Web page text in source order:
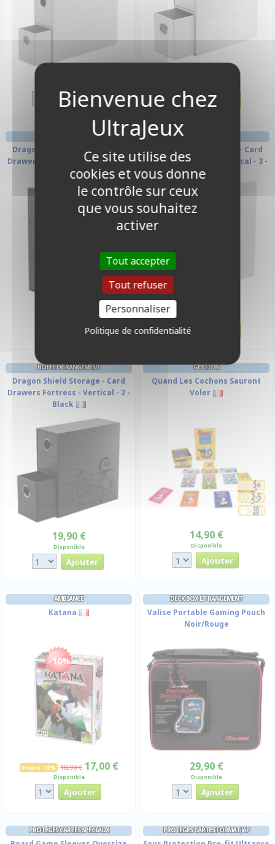
BOITE DE RANGEMENT
Dragon Shield Storage - Card
Drawers Fortress XL - Vertical -
3 - Black
BOITE DE RANGEMENT
Dragon Shield Storage - Card
Drawers Fortress - Vertical - 3 -
White
BOITE DE RANGEMENT
Dragon Shield Storage - Card
Drawers Fortress - Vertical - 2 -
Black
19,90 €
Disponible
GESTION
Quand Les Cochons Sauront
Voler
14,90 €
Disponible
AMBIANCE
Katana
-10%
Promo -10% 18,90 € 17,00 €
Disponible
DECK BOX ET RANGEMENT
Valise Portable Gaming Pouch
Noir/Rouge
29,90 €
Disponible
PROTÈGES CARTES SPÉCIAUX PROTÈGES CARTES FORMAT JAP
Ce site utilise des
cookies et vous donne
le contrôle sur ceux
que vous souhaitez
activer
Tout accepter
Tout refuser
Personnaliser
Politique de confidentialité